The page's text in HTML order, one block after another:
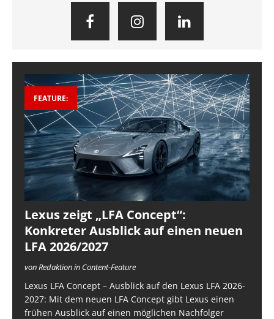
FEATURE:
Lexus zeigt „LFA Concept“:
Konkreter Ausblick auf einen neuen
LFA 2026/2027
von Redaktion in Content-Feature
Lexus LFA Concept – Ausblick auf den Lexus LFA 2026-
2027: Mit dem neuen LFA Concept gibt Lexus einen
frühen Ausblick auf einen möglichen Nachfolger